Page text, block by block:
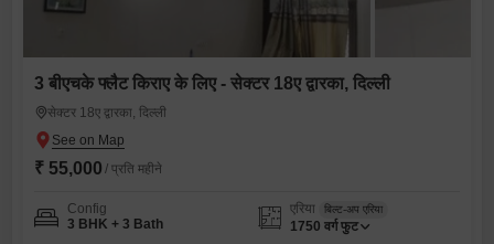
3 बीएचके फ्लैट किराए के लिए - सेक्टर 18ए द्वारका, दिल्ली
सेक्टर 18ए द्वारका, दिल्ली
₹ 55,000 / प्रति महीने
Config
3 BHK + 3 Bath
एरिया बिल्ट-अप एरिया
1750 वर्ग फुट